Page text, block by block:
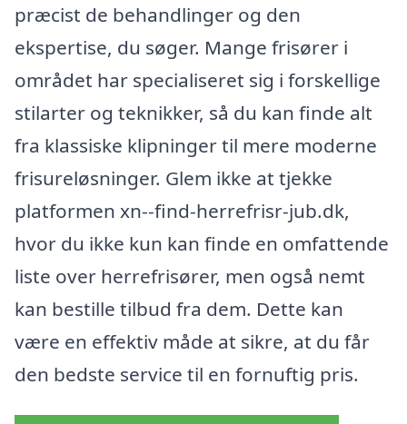
præcist de behandlinger og den
ekspertise, du søger. Mange frisører i
området har specialiseret sig i forskellige
stilarter og teknikker, så du kan finde alt
fra klassiske klipninger til mere moderne
frisureløsninger. Glem ikke at tjekke
platformen xn--find-herrefrisr-jub.dk,
hvor du ikke kun kan finde en omfattende
liste over herrefrisører, men også nemt
kan bestille tilbud fra dem. Dette kan
være en effektiv måde at sikre, at du får
den bedste service til en fornuftig pris.